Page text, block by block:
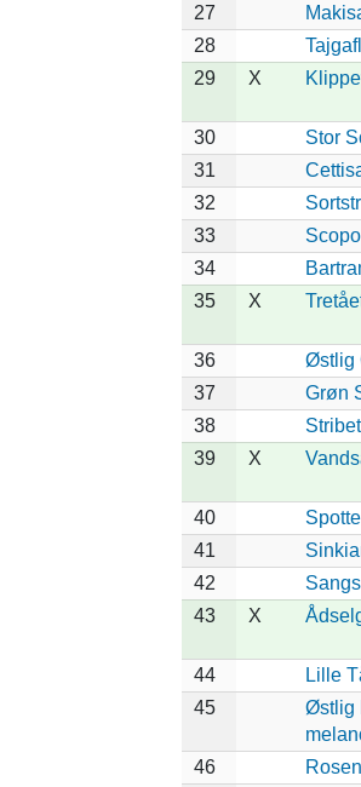
27
28
29
X
30 Stor
31
32
33
34
35
X
36
Østlig
37
Grøn
38
39
X
40
41
42
43
X
44 Lille
45
Østlig
46